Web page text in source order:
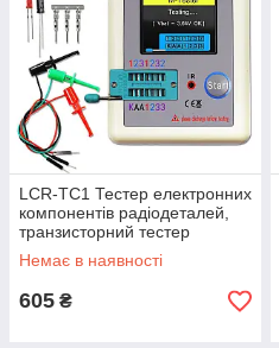
LCR-TC1 Тестер електронних
компонентів радіодеталей,
транзисторний тестер
Немає в наявності
605 ₴